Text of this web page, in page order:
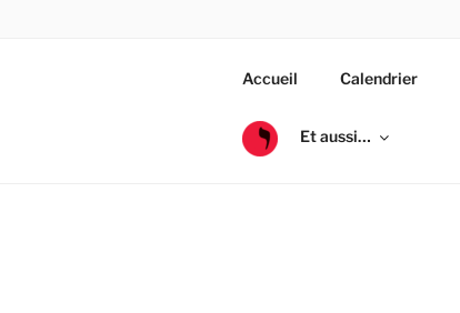
Accueil Calendrier
Et aussi…